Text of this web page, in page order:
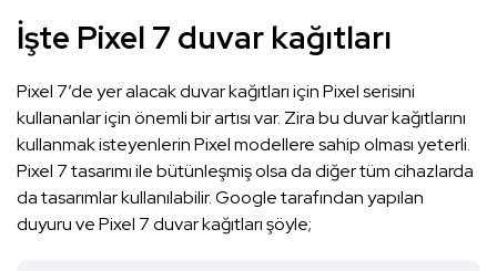
İşte Pixel 7 duvar kağıtları
Pixel 7’de yer alacak duvar kağıtları için Pixel serisini
kullananlar için önemli bir artısı var. Zira bu duvar kağıtlarını
kullanmak isteyenlerin Pixel modellere sahip olması yeterli.
Pixel 7 tasarımı ile bütünleşmiş olsa da diğer tüm cihazlarda
da tasarımlar kullanılabilir. Google tarafından yapılan
duyuru ve Pixel 7 duvar kağıtları şöyle;